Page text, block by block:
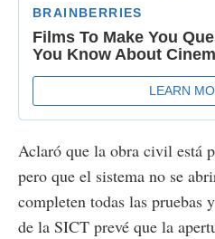
Aclaró que la obra civil está
pero que el sistema no se
completen todas las
de la SICT prevé que la